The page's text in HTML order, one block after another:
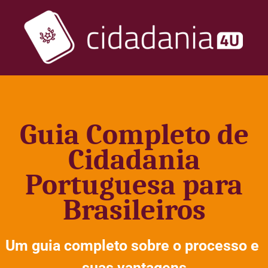
Guia Completo de
Cidadania
Portuguesa para
Brasileiros
Um guia completo sobre o processo e